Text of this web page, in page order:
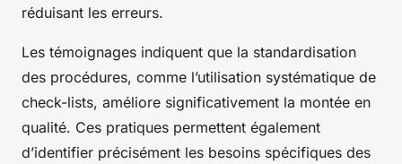
réduisant les erreurs.
Les témoignages indiquent que la standardisation
des procédures, comme l’utilisation systématique de
check-lists, améliore significativement la montée en
qualité. Ces pratiques permettent également
d’identifier précisément les besoins spécifiques des